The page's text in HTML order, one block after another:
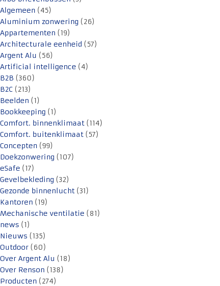
Algemeen (45)
Aluminium zonwering (26)
Appartementen (19)
Architecturale eenheid (57)
Argent Alu (56)
Artificial intelligence (4)
B2B (360)
B2C (213)
Beelden (1)
Bookkeeping (1)
Comfort. binnenklimaat (114)
Comfort. buitenklimaat (57)
Concepten (99)
Doekzonwering (107)
eSafe (17)
Gevelbekleding (32)
Gezonde binnenlucht (31)
Kantoren (19)
Mechanische ventilatie (81)
news (1)
Nieuws (135)
Outdoor (60)
Over Argent Alu (18)
Over Renson (138)
Producten (274)